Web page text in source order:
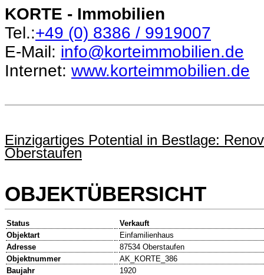
KORTE - Immobilien
Tel.:+49 (0) 8386 / 9919007
E-Mail: info@korteimmobilien.de
Internet: www.korteimmobilien.de
Einzigartiges Potential in Bestlage:
Oberstaufen
OBJEKTÜBERSICHT
Status
Verkauft
Objektart
Einfamilienhaus
Adresse
87534 Oberstaufen
Objektnummer
AK_KORTE_386
Baujahr
1920